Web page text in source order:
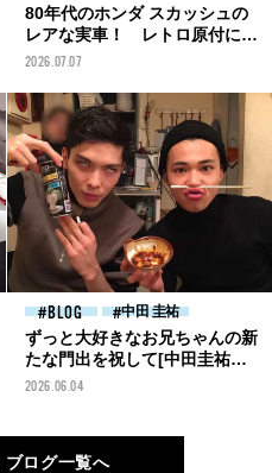
80年代のホンダ スカッシュの
レアな実車！ レトロ原付につ
い手を出したくなる[中田圭祐
2026.07.07
BLOG 中田 圭祐
ずっと大好きなお兄ちゃんの新
たな門出を祝して[中田圭祐ブ
ログ]
2026.06.04
ログ一覧へ